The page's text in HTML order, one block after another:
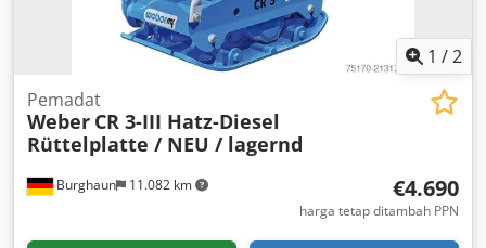
1 /2
Burghaun 11.082 km
Pemadat
Weber CR 3-III Hatz-Diesel
Rüttelplatte / NEU / lagernd
€4.690
harga tetap ditambah PPN